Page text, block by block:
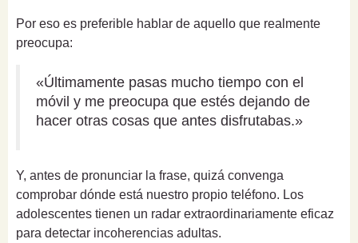
Por eso es preferible hablar de aquello que realmente
preocupa:
«Últimamente pasas mucho tiempo con el
móvil y me preocupa que estés dejando de
hacer otras cosas que antes disfrutabas.»
Y, antes de pronunciar la frase, quizá convenga
comprobar dónde está nuestro propio teléfono. Los
adolescentes tienen un radar extraordinariamente eficaz
para detectar incoherencias adultas.